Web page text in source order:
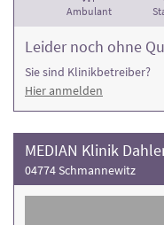
Ambulant
Leider noch ohne
Sie sind Klinikbetreiber?
Hier anmelden
MEDIAN Klinik
04774 Schmannewitz